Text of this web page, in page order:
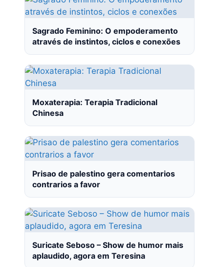
Sagrado Feminino: O empoderamento
através de instintos, ciclos e conexões
Moxaterapia: Terapia Tradicional
Chinesa
Prisao de palestino gera comentarios
contrarios a favor
Suricate Seboso – Show de humor mais
aplaudido, agora em Teresina